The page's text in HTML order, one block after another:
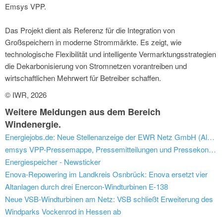
Emsys VPP.
Das Projekt dient als Referenz für die Integration von
Großspeichern in moderne Strommärkte. Es zeigt, wie
technologische Flexibilität und intelligente Vermarktungsstrategien
die Dekarbonisierung von Stromnetzen vorantreiben und
wirtschaftlichen Mehrwert für Betreiber schaffen.
© IWR, 2026
Weitere Meldungen aus dem Bereich
Windenergie.
Energiejobs.de: Neue Stellenanzeige der EWR Netz GmbH (Alzey): Experte Smart-Meter-Rollout (m/w/d)
emsys VPP-Pressemappe, Pressemitteilungen und Pressekontakt
Energiespeicher - Newsticker
Enova-Repowering im Landkreis Osnbrück: Enova ersetzt vier
Altanlagen durch drei Enercon-Windturbinen E-138
Neue VSB-Windturbinen am Netz: VSB schließt Erweiterung des
Windparks Vockenrod in Hessen ab